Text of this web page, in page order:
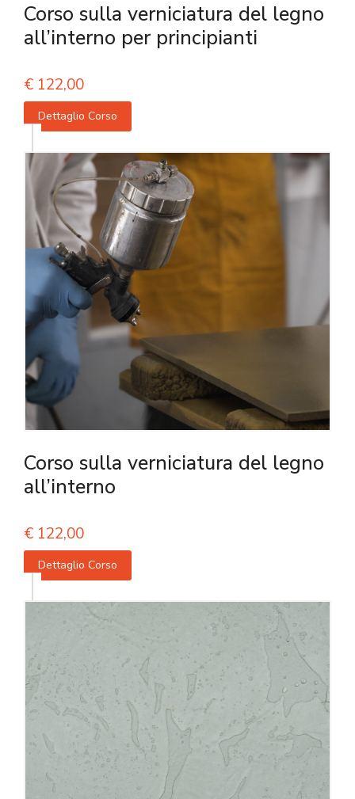
Corso sulla verniciatura del legno
all’interno per principianti
€ 122,00
Dettaglio Corso
Corso sulla verniciatura del legno
all’interno
€ 122,00
Dettaglio Corso